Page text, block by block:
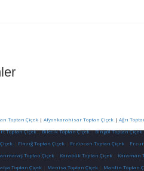
Toptan Çiçek| Afyonkarahisar Toptan Çiçek| Ağrı
Toptan Çiçek|Bilecik Toptan Çiçek|Bingöl Toptan Çiçek
Elazığ Toptan Çiçek Erzincan Toptan Çiçek
Toptan Çiçek Karabük Toptan Çiçek Karaman
Toptan Çiçek Manisa Toptan Çiçek Mardin Toptan